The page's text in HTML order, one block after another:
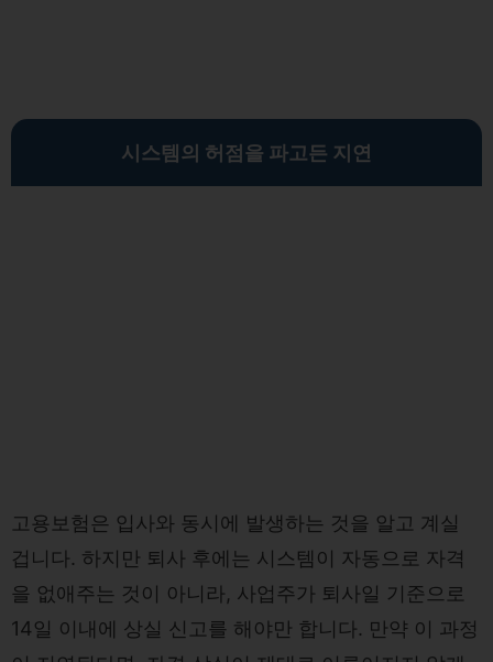
시스템의 허점을 파고든 지연
고용보험은 입사와 동시에 발생하는 것을 알고 계실
겁니다. 하지만 퇴사 후에는 시스템이 자동으로 자격
을 없애주는 것이 아니라, 사업주가 퇴사일 기준으로
14일 이내에 상실 신고를 해야만 합니다. 만약 이 과정